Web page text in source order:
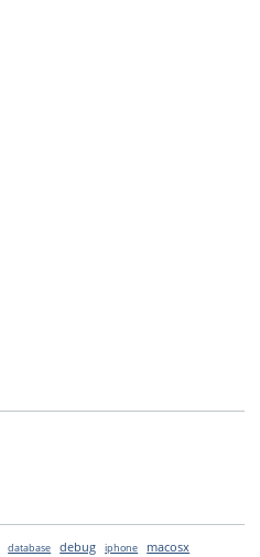
database debug iphone macosx